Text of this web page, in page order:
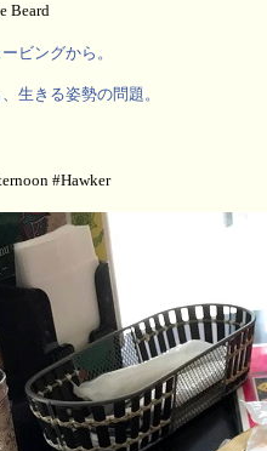
Beard
ビングから。
生きる姿勢の問題。
#Hawker